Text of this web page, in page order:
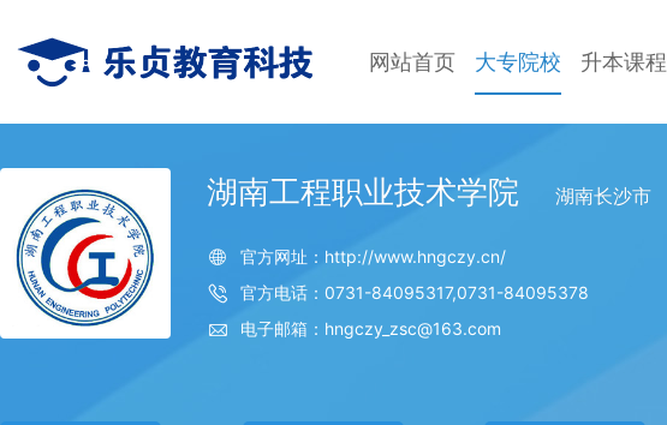
网站首页 大专院校 升本课程
湖南工程职业技术学院 湖南长沙市
官方网址：http://www.hngczy.cn/
官方电话：0731-84095317,0731-84095378
电子邮箱：hngczy_zsc@163.com